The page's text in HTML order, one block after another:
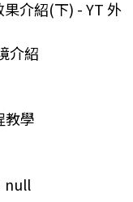
介紹(下) - YT 外
介紹
教學
null